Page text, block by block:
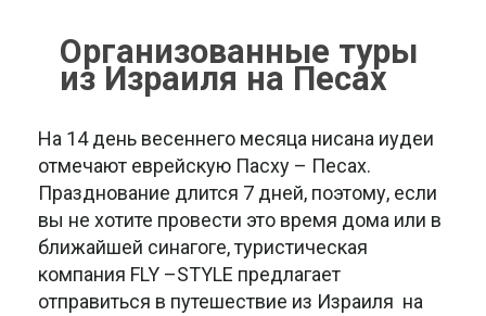
Организованные туры
из Израиля на Песах
На 14 день весеннего месяца нисана иудеи
отмечают еврейскую Пасху – Песах.
Празднование длится 7 дней, поэтому, если
вы не хотите провести это время дома или в
ближайшей синагоге, туристическая
компания FLY –STYLE предлагает
отправиться в путешествие из Израиля на